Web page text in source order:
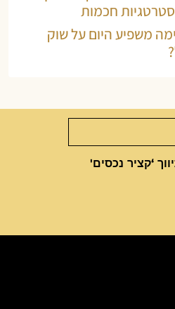
חכמות
משפיע היום על שוק
‘קציר נכסים'